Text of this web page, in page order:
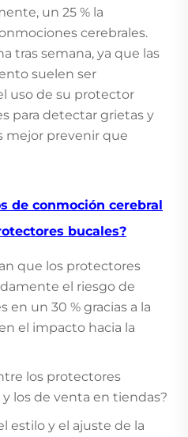
un 25 % la
cerebrales.
tras semana, ya que las
suelen ser
uso de su protector
para detectar grietas y
mejor prevenir que
de conmoción cerebral
bucales?
que los protectores
el riesgo de
en un 30 % gracias a la
el impacto hacia la
los protectores
los de venta en tiendas?
estilo y el ajuste de la